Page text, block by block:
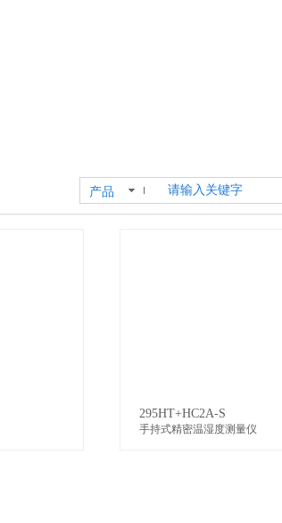
产品
295HT+HC2A-S
手持式精密温湿度测量仪